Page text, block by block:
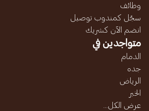
وظائف
سجّل كمندوب توصيل
انضم الآن كشريك
متواجدين في
الدمام
جده
الرياض
الخبر
عرض الكل...